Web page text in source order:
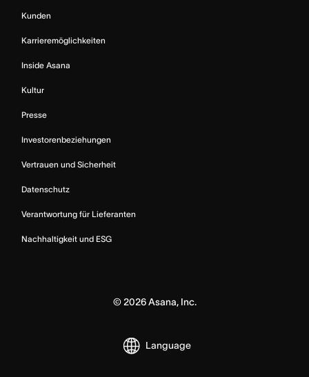
Kunden
Karrieremöglichkeiten
Inside Asana
Kultur
Presse
Investorenbeziehungen
Vertrauen und Sicherheit
Datenschutz
Verantwortung für Lieferanten
Nachhaltigkeit und ESG
© 2026Asana, Inc.
Language